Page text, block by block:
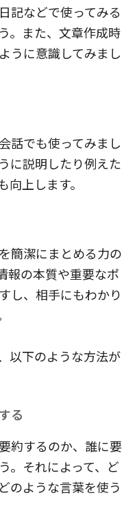
記などで使ってみる
。また、文章作成時
うに意識してみまし
話でも使ってみまし
に説明したり例えた
上します。
簡潔にまとめる力の
報の本質や重要なポ
し、相手にもわかり
以下のような方法が
る
約するのか、誰に要
。それによって、ど
のような言葉を使う